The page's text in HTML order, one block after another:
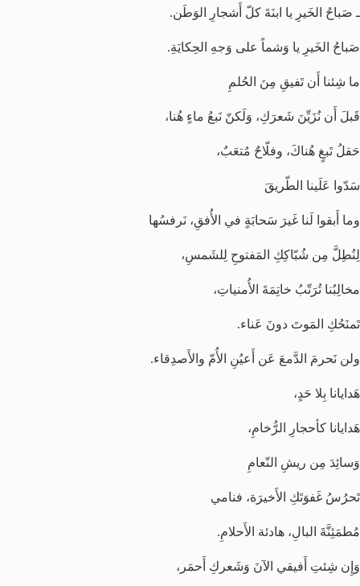
ـ صَباحُ الخَيرِ يا ابنَةَ كلّ أَشجارِ الوَطَن.
صَباحُ الخَيرِ يا وَشماً على وَجهِ الحِكايَةِ.
ما شِئنا أَن تَفيقِ مِنَ الحُلمِ
قَبلَ أَن نُزَيِّنَ شَعرَكِ، وَلَكنّ نَبعُ ماءٍ هُنا،
حَقلُ تَبغٍ هُناكَ، وفلّاحٌ مُتعَبٌ،
سَدّوا عَلَينا الطّريقَ
وما أَبقوا لَنا غَيرَ سَحابَةٍ في الأُفقِ، نَرفسُها
لِنُطِلَّ مِن شُبّاكِكِ المَفتوحِ لِلشَمسِ،
مخالِبُنا تُرَتّبُ خاتِمَةَ الأُمنياتِ،
تَمنَحُكِ المَوتَ دونَ عَناء.
ولن نَحرمَ الدَّمعَ عَن أَعيُنِ الأُمّ والأَصدِقاء.
هَدايانا بِلا حَدٍ،
هَدايانا كأحجارِ الرُّخامِ،
وَسائِدَ مِن ريشِ النّعامِ
تَحرُسُ غَفوَتَكِ الأَخيرَة، فنامي
مُطمَئِنَّةَ البالِ، هادئة الأَحلامِ.
وَإِن شِئتِ أَفيقي الآنَ وَشَعركِ أَحمَر،